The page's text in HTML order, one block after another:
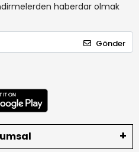
haberdar olmak
Gönder